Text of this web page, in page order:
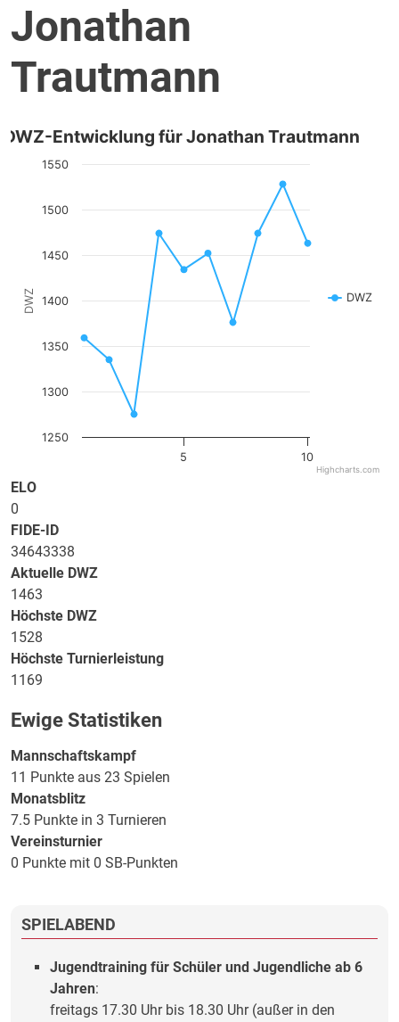
Jonathan
Trautmann
DWZ
DWZ-Entwicklung für Jonathan Trautmann
DWZ
10
5
1250
1300
1350
1400
1450
1500
1550
Highcharts.com
ELO
0
FIDE-ID
34643338
Aktuelle DWZ
1463
Höchste DWZ
1528
Höchste Turnierleistung
1169
Ewige Statistiken
Mannschaftskampf
11 Punkte aus 23 Spielen
Monatsblitz
7.5 Punkte in 3 Turnieren
Vereinsturnier
0 Punkte mit 0 SB-Punkten
SPIELABEND
Jugendtraining für Schüler und Jugendliche ab 6
Jahren:
freitags 17.30 Uhr bis 18.30 Uhr (außer in den